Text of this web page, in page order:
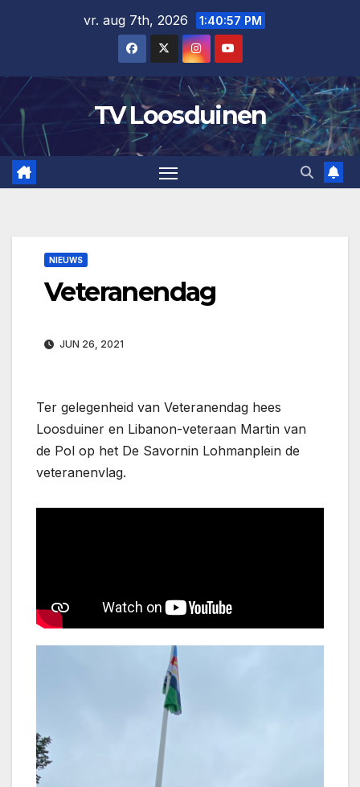
inhoud
vr. aug 7th, 2026 1:40:57 PM
TV Loosduinen
NIEUWS
Veteranendag
JUN 26, 2021
Ter gelegenheid van Veteranendag hees
Loosduiner en Libanon-veteraan Martin van
de Pol op het De Savornin Lohmanplein de
veteranenvlag.